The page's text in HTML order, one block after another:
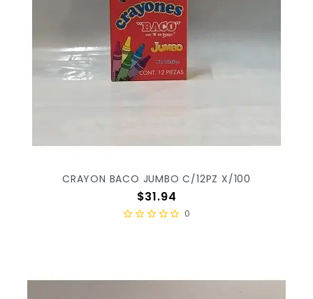
CRAYON BACO JUMBO C/12PZ X/100
Precio
$31.94
0